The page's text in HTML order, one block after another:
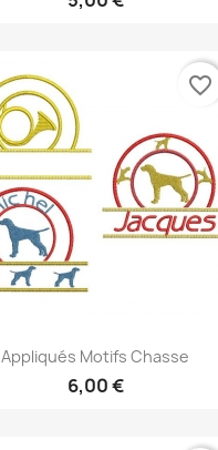
Appliqués Motifs Chasse
6,00 €
favorite_border